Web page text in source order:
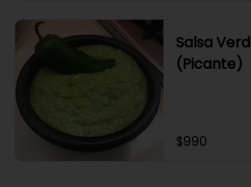
Salsa
(Picante)
$990